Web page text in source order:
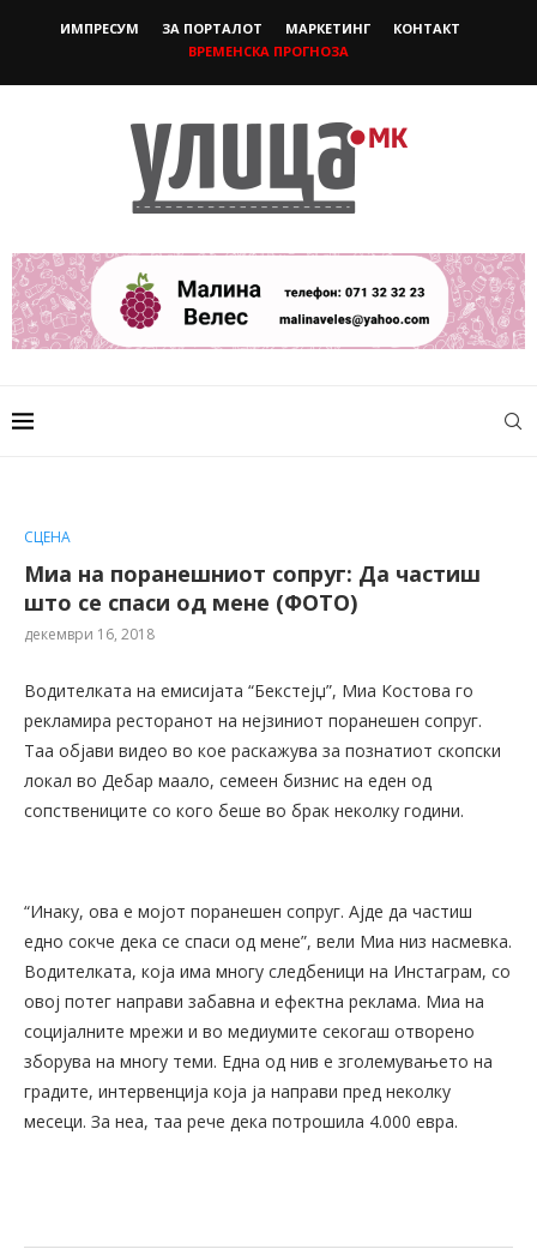
ИМПРЕСУМ ЗА ПОРТАЛОТ МАРКЕТИНГ
КОНТАКТ
ВРЕМЕНСКА ПРОГНОЗА
СЦЕНА
Миа на поранешниот сопруг: Да частиш
што се спаси од мене (ФОТО)
декември 16, 2018
Водителката на емисијата “Бекстејџ”, Миа Костова го
рекламира ресторанот на нејзиниот поранешен сопруг.
Таа објави видео во кое раскажува за познатиот скопски
локал во Дебар маало, семеен бизнис на еден од
сопствениците со кого беше во брак неколку години.
“Инаку, ова е мојот поранешен сопруг. Ајде да частиш
едно сокче дека се спаси од мене”, вели Миа низ насмевка.
Водителката, која има многу следбеници на Инстаграм, со
овој потег направи забавна и ефектна реклама. Миа на
социјалните мрежи и во медиумите секогаш отворено
зборува на многу теми. Една од нив е зголемувањето на
градите, интервенција која ја направи пред неколку
месеци. За неа, таа рече дека потрошила 4.000 евра.